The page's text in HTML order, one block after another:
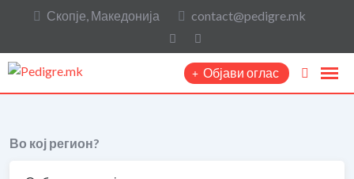
Скопје, Македонија contact@pedigre.mk
Објави оглас
Во кој регион?